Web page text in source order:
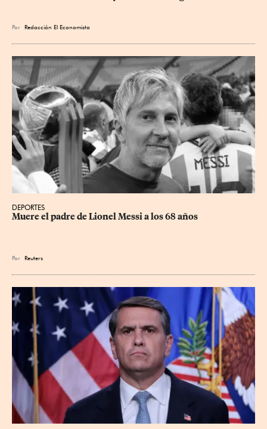
Por Redacción El Economista
DEPORTES
Muere el padre de Lionel Messi a los 68 años
Por Reuters